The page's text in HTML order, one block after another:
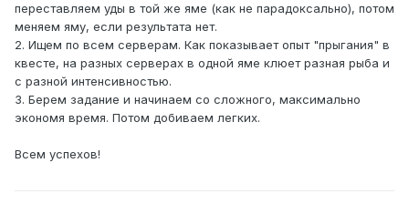
переставляем уды в той же яме (как не парадоксально), потом
меняем яму, если результата нет.
2. Ищем по всем серверам. Как показывает опыт "прыгания" в
квесте, на разных серверах в одной яме клюет разная рыба и
с разной интенсивностью.
3. Берем задание и начинаем со сложного, максимально
экономя время. Потом добиваем легких.
Всем успехов!